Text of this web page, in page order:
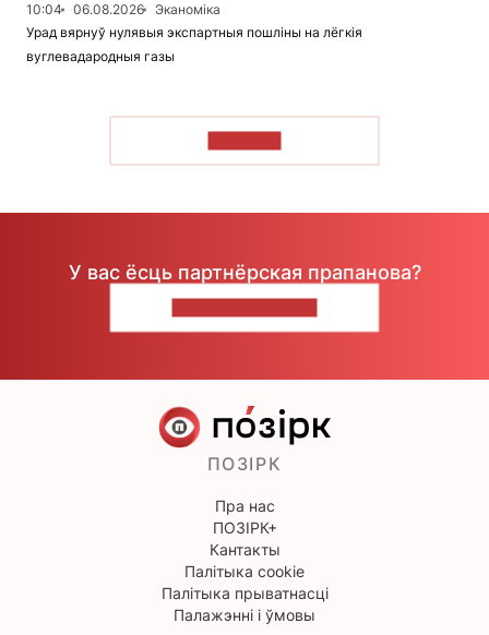
10:04
06.08.2026
Эканоміка
Урад вярнуў нулявыя экспартныя пошліны на лёгкія
вуглевадародныя газы
У вас ёсць партнёрская прапанова?
ПОЗІРК
Пра нас
ПОЗІРК+
Кантакты
Палітыка cookie
Палітыка прыватнасці
Палажэнні і ўмовы